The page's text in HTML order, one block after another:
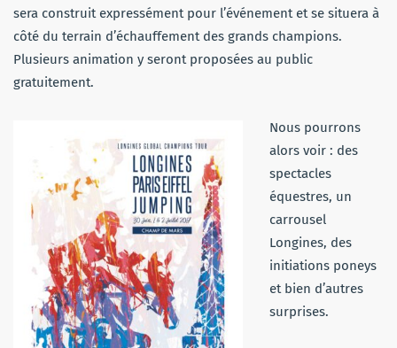
sera construit expressément pour l’événement et se situera à
côté du terrain d’échauffement des grands champions.
Plusieurs animation y seront proposées au public
gratuitement.
Nous pourrons
alors voir : des
spectacles
équestres, un
carrousel
Longines, des
initiations poneys
et bien d’autres
surprises.